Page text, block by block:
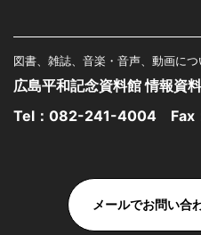
図書、雑誌、音楽・音声、動画につ
広島平和記念資料館 情報資
Tel： 082-241-4004 Fax
メールでお問い合